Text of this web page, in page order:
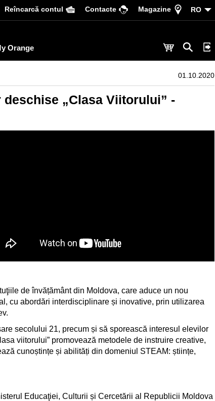
Reîncarcă contul Сontacte Magazine RO
Orange
01.10.2020
„Clasa Viitorului” -
de învățământ din Moldova, care aduce un nou
cu abordări interdisciplinare și inovative, prin utilizarea
secolului 21, precum și să sporească interesul elevilor
viitorului” promovează metodele de instruire creative,
cunoștințe și abilități din domeniul STEAM: științe,
Educaţiei, Culturii și Cercetării al Republicii Moldova